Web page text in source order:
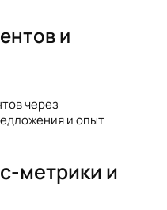
и
через
и опыт
метрики и